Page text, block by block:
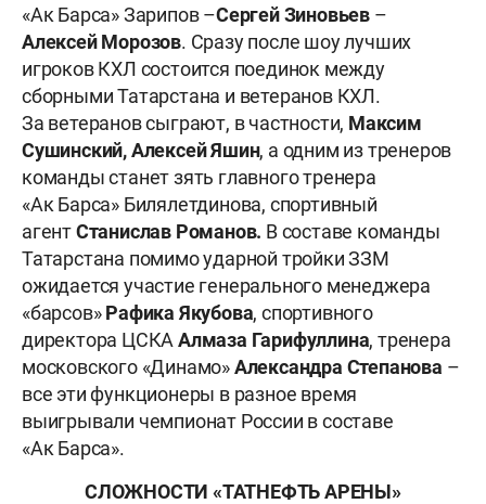
«Ак Барса» Зарипов –Сергей Зиновьев –
Алексей Морозов. Сразу после шоу лучших
игроков КХЛ состоится поединок между
сборными Татарстана и ветеранов КХЛ.
За ветеранов сыграют, в частности, Максим
Сушинский, Алексей Яшин, а одним из тренеров
команды станет зять главного тренера
«Ак Барса» Билялетдинова, спортивный
агентСтанислав Романов. В составе команды
Татарстана помимо ударной тройки ЗЗМ
ожидается участие генерального менеджера
«барсов»Рафика Якубова, спортивного
директора ЦСКА Алмаза Гарифуллина, тренера
московского «Динамо»Александра Степанова –
все эти функционеры в разное время
выигрывали чемпионат России в составе
«Ак Барса».
СЛОЖНОСТИ «ТАТНЕФТЬ АРЕНЫ»